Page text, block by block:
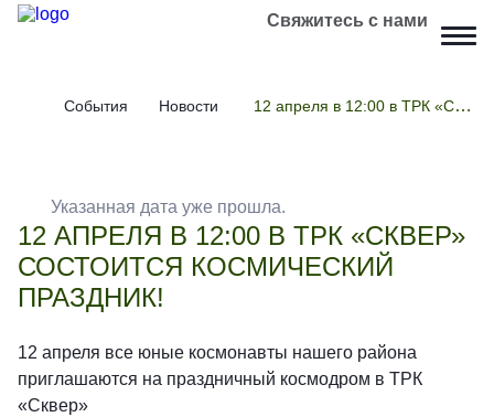
Свяжитесь с нами
События Новости 12 апреля в 12:00 в ТРК «Сквер» состоится космический праздник!
Указанная дата уже прошла.
12 АПРЕЛЯ В 12:00 В ТРК «СКВЕР»
СОСТОИТСЯ КОСМИЧЕСКИЙ
ПРАЗДНИК!
12 апреля все юные космонавты нашего района
приглашаются на праздничный космодром в ТРК
«Сквер»